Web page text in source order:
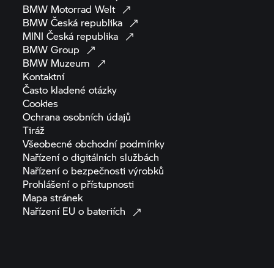
BMW Motorrad Welt
BMW Česká republika
MINI Česká republika
BMWGroup
BMW Muzeum
Kontaktní
Často kladenéotázky
Cookies
Ochrana osobních údajů
Tiráž
Všeobecné obchodní podmínky
Nařízení o digitálníchslužbách
Nařízení o bezpečnostivýrobků
Prohlášení o přístupnosti
Mapastránek
Nařízení EU o bateriích